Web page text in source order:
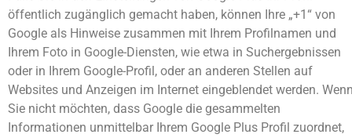
öffentlich zugänglich gemacht haben, können Ihre „+1“ von
Google als Hinweise zusammen mit Ihrem Profilnamen und
Ihrem Foto in Google-Diensten, wie etwa in Suchergebnissen
oder in Ihrem Google-Profil, oder an anderen Stellen auf
Websites und Anzeigen im Internet eingeblendet werden.
Sie nicht möchten, dass Google die gesammelten
Informationen unmittelbar Ihrem Google Plus Profil zuordnet,